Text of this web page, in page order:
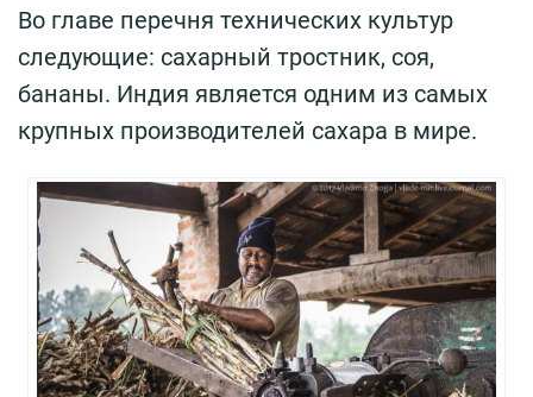
Во главе перечня технических культур
следующие: сахарный тростник, соя,
бананы. Индия является одним из самых
крупных производителей сахара в мире.